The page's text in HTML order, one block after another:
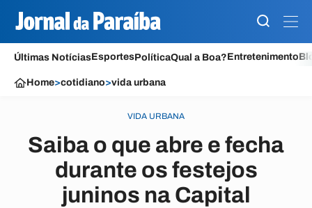
Últimas NotíciasEsportesPolíticaQual a Boa?Entretenimento
Home>cotidiano>vida urbana
VIDA URBANA
Saiba o que abre e fecha
durante os festejos
juninos na Capital